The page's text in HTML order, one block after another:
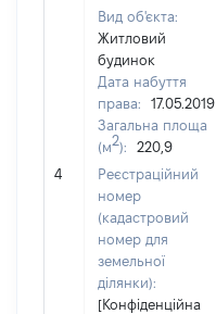
4
Вид об'єкта:
Житловий
будинок
Дата набуття
права:
17.05.2019
Загальна площа
(м2):
220,9
Реєстраційний
номер
(кадастровий
номер для
земельної
ділянки):
[Конфіденційна